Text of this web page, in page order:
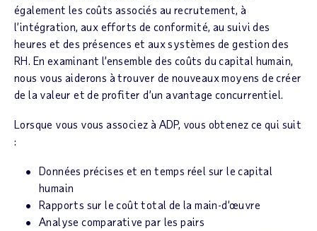
également les coûts associés au recrutement, à
l’intégration, aux efforts de conformité, au suivi des
heures et des présences et aux systèmes de gestion des
RH. En examinant l’ensemble des coûts du capital humain,
nous vous aiderons à trouver de nouveaux moyens de créer
de la valeur et de profiter d’un avantage concurrentiel.
Lorsque vous vous associez à ADP, vous obtenez ce qui suit
:
Données précises et en temps réel sur le capital
humain
Rapports sur le coût total de la main-d’œuvre
Analyse comparative par les pairs